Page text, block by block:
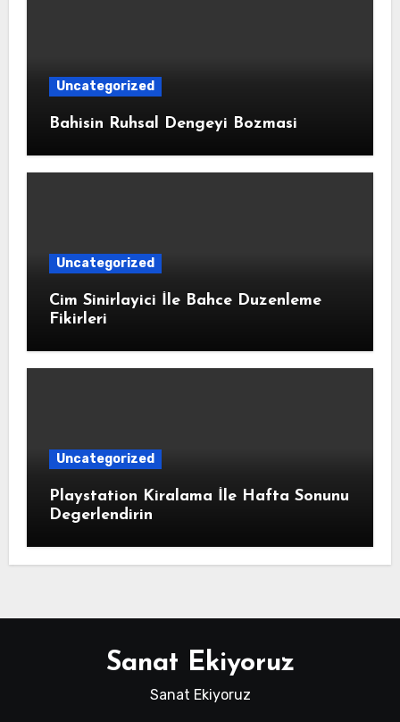
Uncategorized
Bahisin Ruhsal Dengeyi Bozmasi
Uncategorized
Cim Sinirlayici İle Bahce Duzenleme
Fikirleri
Uncategorized
Playstation Kiralama İle Hafta Sonunu
Degerlendirin
Sanat Ekiyoruz
Sanat Ekiyoruz